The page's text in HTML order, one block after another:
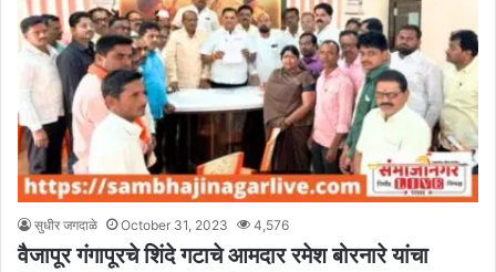
सुधीर जगदाळे October 31, 2023 4,576
वैजापूर गंगापूरचे शिंदे गटाचे आमदार रमेश बोरनारे यांचा